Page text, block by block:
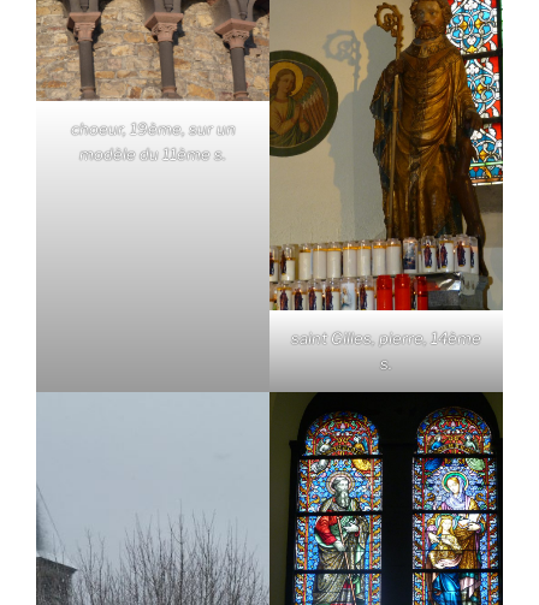
choeur, 19ème, sur un
modèle du 11ème s.
saint Gilles, pierre, 14ème
s.